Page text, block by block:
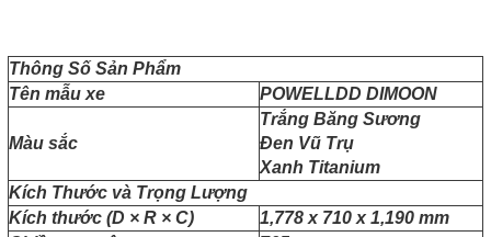
Thông Số Sản Phẩm
Tên mẫu xe
POWELLDD DIMOON
Màu sắc
Trắng Băng Sương
Đen Vũ Trụ
Xanh Titanium
Kích Thước và Trọng Lượng
Kích thước (D × R × C)
1,778 x 710 x 1,190 mm